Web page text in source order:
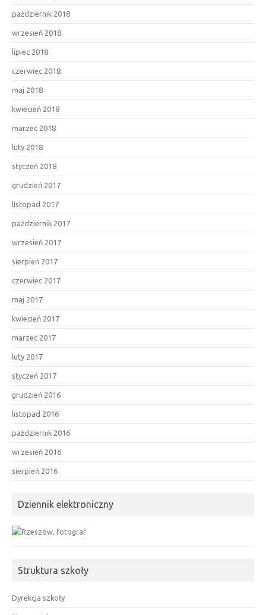
październik 2018
wrzesień 2018
lipiec 2018
czerwiec 2018
maj 2018
kwiecień 2018
marzec 2018
luty 2018
styczeń 2018
grudzień 2017
listopad 2017
październik 2017
wrzesień 2017
sierpień 2017
czerwiec 2017
maj 2017
kwiecień 2017
marzec 2017
luty 2017
styczeń 2017
grudzień 2016
listopad 2016
październik 2016
wrzesień 2016
sierpień 2016
Dziennik elektroniczny
Struktura szkoły
Dyrekcja szkoły